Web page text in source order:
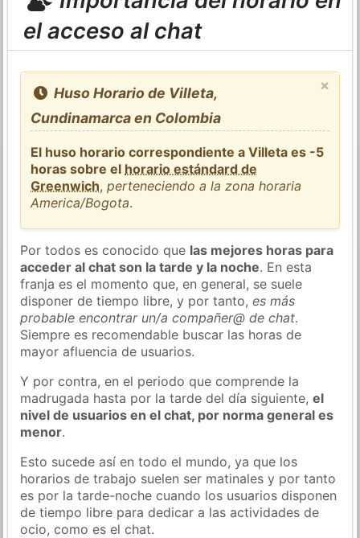
el acceso al chat
×
Huso Horario de Villeta,
Cundinamarca en Colombia
El huso horario correspondiente a Villeta es -5
horas sobre el horario estándard de
Greenwich,perteneciendo a la zona horaria
America/Bogota.
Por todos es conocido que las mejores horas para
acceder al chat son la tarde y la noche. En esta
franja es el momento que, en general, se suele
disponer de tiempo libre, y por tanto,es más
probable encontrar un/a compañer@ de chat.
Siempre es recomendable buscar las horas de
mayor afluencia de usuarios.
Y por contra, en el periodo que comprende la
madrugada hasta por la tarde del día siguiente,el
nivel de usuarios en el chat, por norma general es
menor.
Esto sucede así en todo el mundo, ya que los
horarios de trabajo suelen ser matinales y por tanto
es por la tarde-noche cuando los usuarios disponen
de tiempo libre para dedicar a las actividades de
ocio, como es el chat.